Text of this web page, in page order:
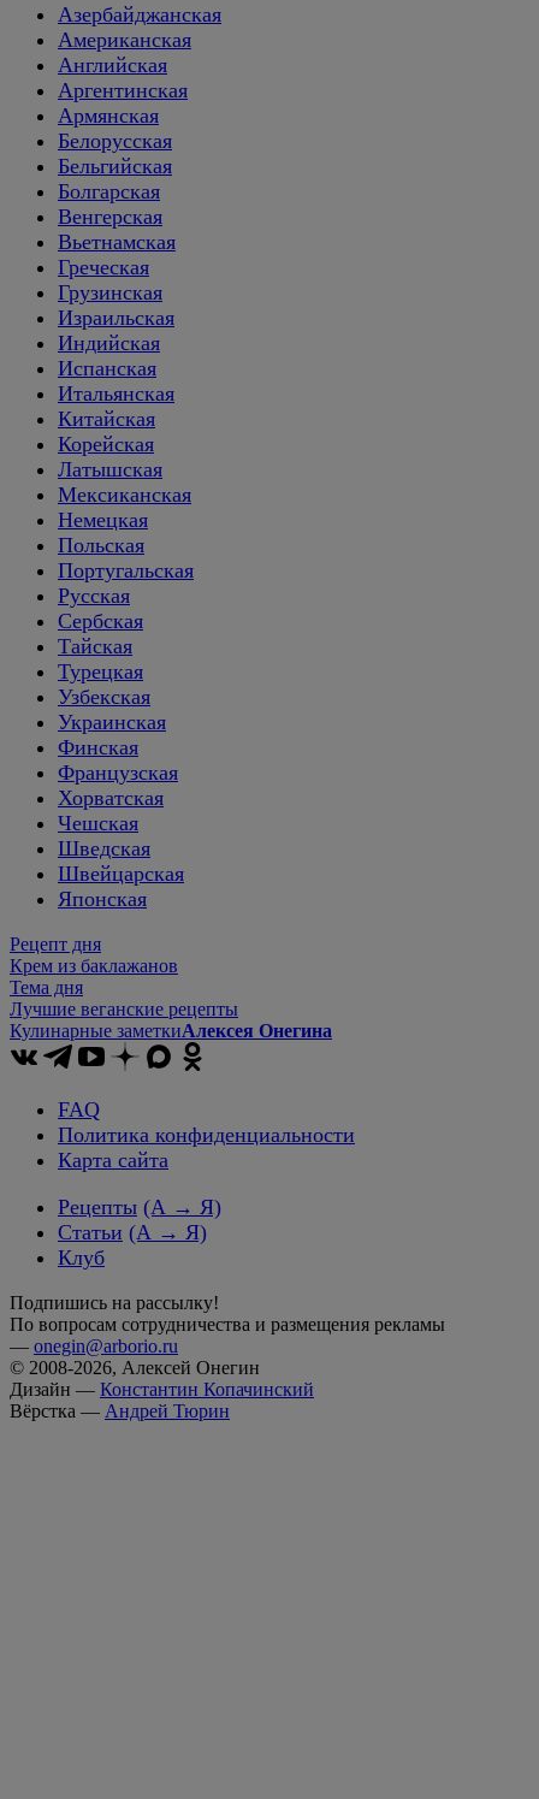
Азербайджанская
Американская
Английская
Аргентинская
Армянская
Белорусская
Бельгийская
Болгарская
Венгерская
Вьетнамская
Греческая
Грузинская
Израильская
Индийская
Испанская
Итальянская
Китайская
Корейская
Латышская
Мексиканская
Немецкая
Польская
Португальская
Русская
Сербская
Тайская
Турецкая
Узбекская
Украинская
Финская
Французская
Хорватская
Чешская
Шведская
Швейцарская
Японская
Рецепт дня
Крем из баклажанов
Тема дня
Лучшие веганские рецепты
Кулинарные заметкиАлексея Онегина
FAQ
Политика конфиденциальности
Карта сайта
Рецепты (А → Я)
Статьи (А → Я)
Клуб
Подпишись на рассылку!
По вопросам сотрудничества и размещения рекламы
— onegin@arborio.ru
© 2008-2026, Алексей Онегин
Дизайн — Константин Копачинский
Вёрстка — Андрей Тюрин